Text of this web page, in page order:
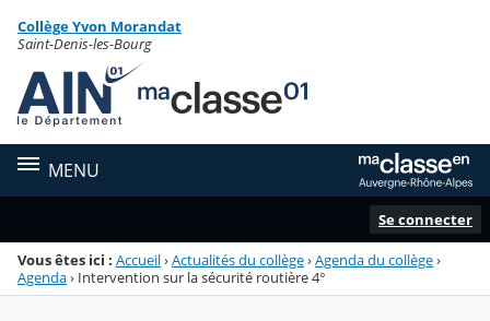
Menu de la rubrique
Contenu
Collège Yvon Morandat
Saint-Denis-les-Bourg
MENU
Se connecter
Vous êtes ici : Accueil›Actualités du collège›Agenda du collège›
Agenda› Intervention sur la sécurité routière 4°